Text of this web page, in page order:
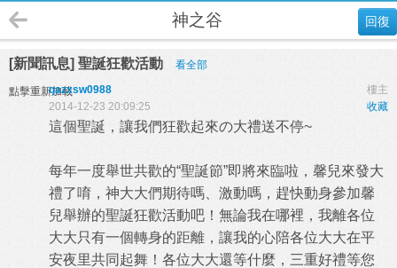
回復
神之谷
[新聞訊息] 聖誕狂歡活動 看全部
點擊重新加載 樓主
qazxsw0988
收藏
2014-12-23 20:09:25
這個聖誕，讓我們狂歡起來の大禮送不停~
每年一度舉世共歡的“聖誕節”即將來臨啦，馨兒來發大
禮了唷，神大大們期待嗎、激動嗎，趕快動身參加馨
兒舉辦的聖誕狂歡活動吧！無論我在哪裡，我離各位
大大只有一個轉身的距離，讓我的心陪各位大大在平
安夜里共同起舞！各位大大還等什麼，三重好禮等您